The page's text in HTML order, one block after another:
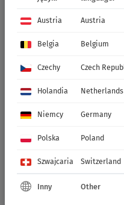
Austria Austria
Belgia Belgium
Czechy Czech
Holandia Netherlands
Niemcy Germany
Polska Poland
Szwajcaria Switzerland
Inny Other